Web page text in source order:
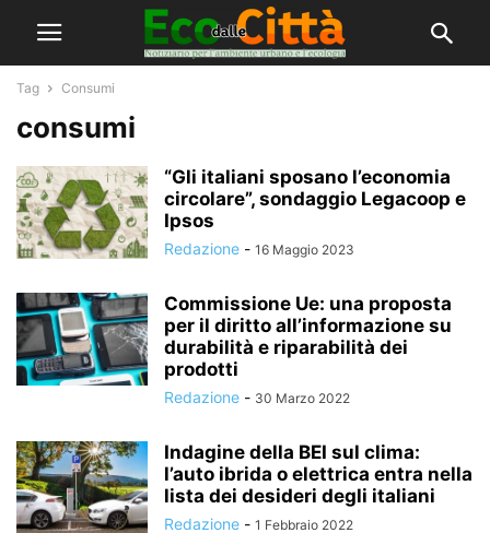
Tag Consumi
consumi
“Gli italiani sposano l’economia
circolare”, sondaggio Legacoop e
Ipsos
Redazione - 16 Maggio 2023
Commissione Ue: una proposta
per il diritto all’informazione su
durabilità e riparabilità dei
prodotti
Redazione - 30 Marzo 2022
Indagine della BEI sul clima:
l’auto ibrida o elettrica entra nella
lista dei desideri degli italiani
Redazione - 1 Febbraio 2022